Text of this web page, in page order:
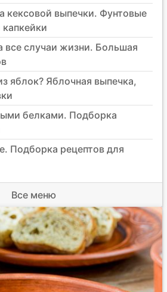
кексовой выпечки. Фунтовые
все случаи жизни. Большая
яблок? Яблочная выпечка,
белками. Подборка
Подборка рецептов для
Все меню